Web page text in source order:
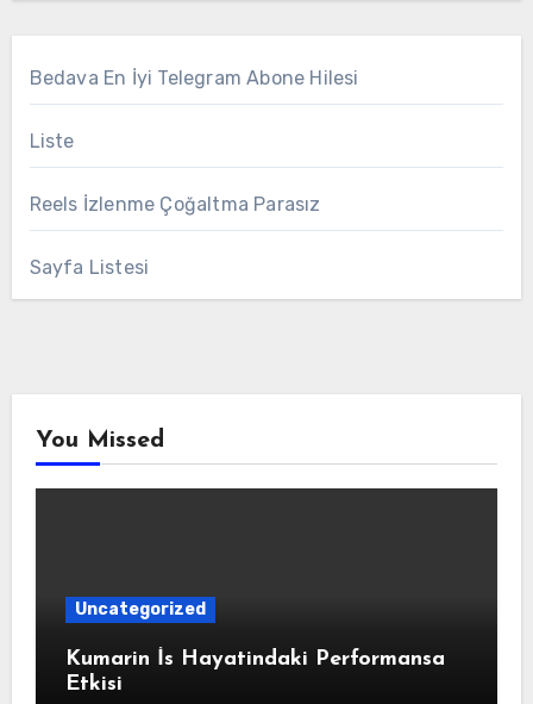
Bedava En İyi Telegram Abone Hilesi
Liste
Reels İzlenme Çoğaltma Parasız
Sayfa Listesi
You Missed
Uncategorized
Kumarin İs Hayatindaki Performansa
Etkisi